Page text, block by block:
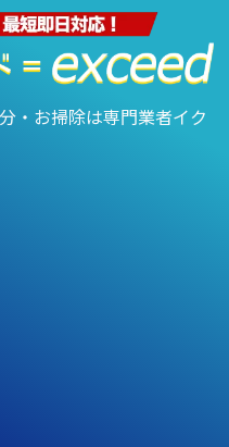
・お掃除は専門業者イク